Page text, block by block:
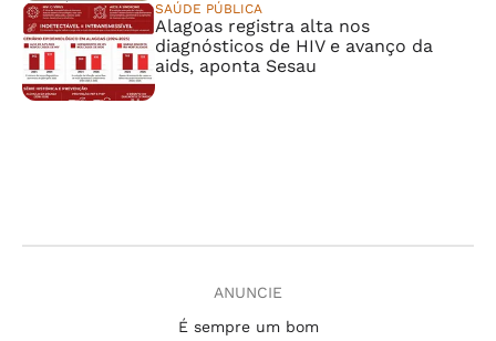
SAÚDE PÚBLICA
Alagoas registra alta nos
diagnósticos de HIV e avanço da
aids, aponta Sesau
ANUNCIE
É sempre um bom